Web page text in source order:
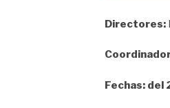
Directores:
Fechas: del